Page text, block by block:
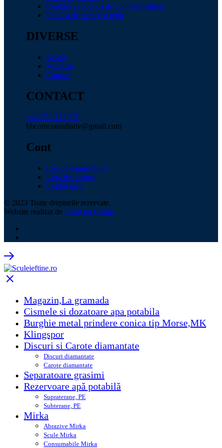
Cookies si politica de confidențialitate
Politica de livrare și retur
DIVERSE
Acasă
Magazin
Contact
CONTACT
+40 752 172 770
bbcomconsultativ@gmail.com
Cont
Coș de cumpărături
Listă de dorințe
Contul meu
© 2023 Toate drepturile rezervate.
Website realizat de FastApp Group
Magazin,La gramada
Cismele si dozatoare apa potabila
Burghie metal prindere conica tip Morse,MK
Klingspor
Discuri si Carote diamantate
Discuri diamantate
Carote diamantate
Separatoare grasimi
Rezervoare apă potabilă
Supraterane, PE
Subterane, PE
Mirka
Abrazive Mirka
Scule Mirka
Consumabile Mirka